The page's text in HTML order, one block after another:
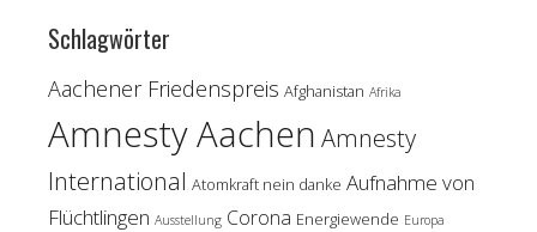
Schlagwörter
Aachener Friedenspreis Afghanistan Afrika
Amnesty Aachen Amnesty
International Atomkraft nein danke Aufnahme von
Flüchtlingen Ausstellung Corona Energiewende Europa